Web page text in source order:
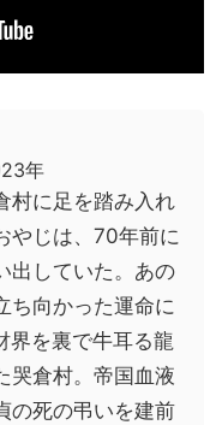
年
村に足を踏み入れ
やじは、70年前に
出していた。あの
ち向かった運命に
を裏で牛耳る龍
哭倉村。帝国血液
の死の弔いを建前